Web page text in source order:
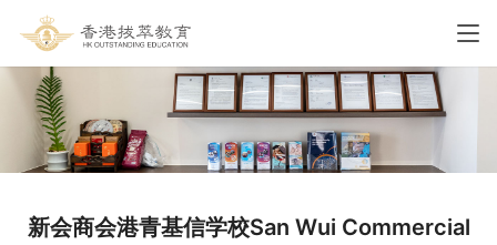
新会商会港青基信学校San Wui Commercial